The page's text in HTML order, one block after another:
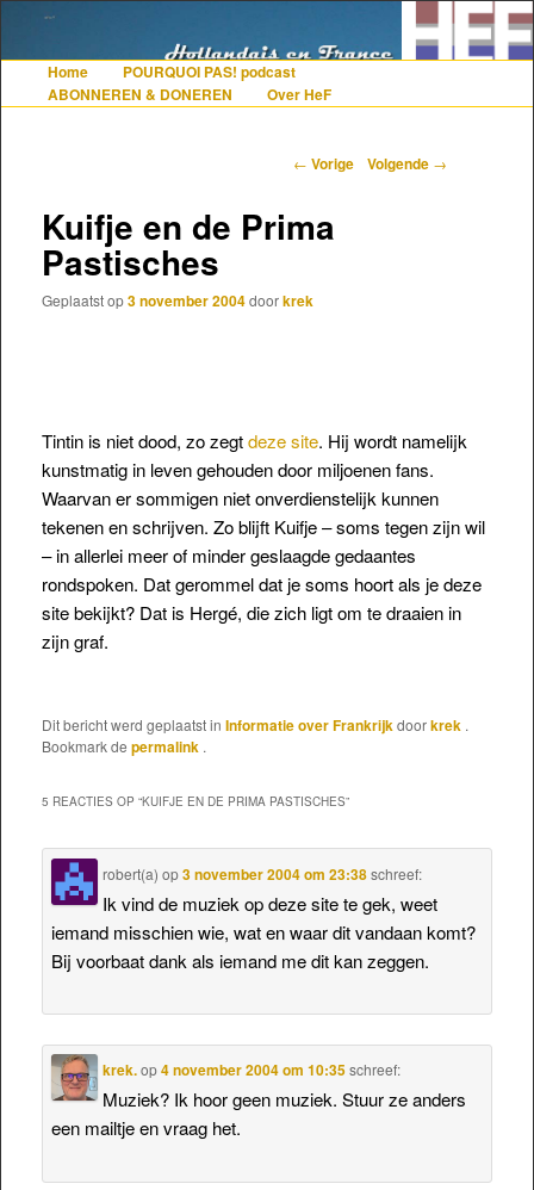
De gezelligste website voor Nederlanders die iets met Frankrijk hebben
HoofdmenuSpring naar de primaire inhoud
Spring naar de secundaire inhoud
Home
POURQUOI PAS! podcast
ABONNEREN & DONEREN
Over HeF
Berichtnavigatie
← Vorige Volgende →
Kuifje en de Prima
Pastisches
Geplaatst op3 november 2004doorkrek
Tintin is niet dood, zo zegtdeze site. Hij wordt namelijk
kunstmatig in leven gehouden door miljoenen fans.
Waarvan er sommigen niet onverdienstelijk kunnen
tekenen en schrijven. Zo blijft Kuifje – soms tegen zijn wil
– in allerlei meer of minder geslaagde gedaantes
rondspoken. Dat gerommel dat je soms hoort als je deze
site bekijkt? Dat is Hergé, die zich ligt om te draaien in
zijn graf.
Dit bericht werd geplaatst in Informatie over Frankrijkdoorkrek .
Bookmark de permalink .
5 REACTIES OP “KUIFJE EN DE PRIMA PASTISCHES”
robert(a) op3 november 2004 om 23:38 schreef:
Ik vind de muziek op deze site te gek, weet
iemand misschien wie, wat en waar dit vandaan komt?
Bij voorbaat dank als iemand me dit kan zeggen.
krek.op4 november 2004 om 10:35 schreef:
Muziek? Ik hoor geen muziek. Stuur ze anders
een mailtje en vraag het.